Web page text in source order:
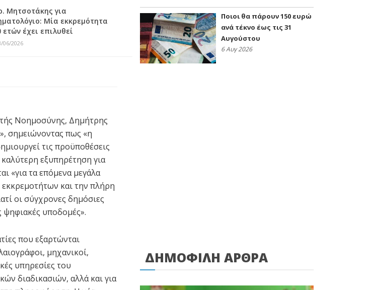
Μητσοτάκης για
Μία εκκρεμότητα
ετών έχει επιλυθεί
06/2026
Νοημοσύνης, Δημήτρης
σημειώνοντας πως «η
τις προϋποθέσεις
εξυπηρέτηση για
«για τα επόμενα μεγάλα
και την πλήρη
οι σύγχρονες δημόσιες
ψηφιακές υποδομές».
που εξαρτώνται
μηχανικοί,
υπηρεσίες του
διαδικασιών, αλλά και για
Ποιοι θα πάρουν 150 ευρώ
ανά τέκνο έως τις 31
Αυγούστου
6 Αυγ 2026
ΔΗΜΟΦΙΛΗ ΑΡΘΡΑ